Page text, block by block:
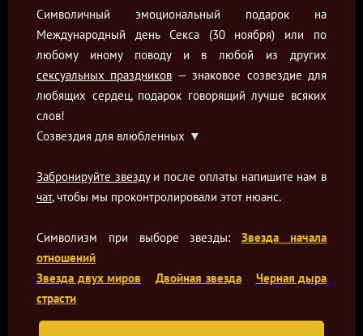
Символичный эмоциональный подарок на
Международный день Секса (30 ноября) или по
любому иному поводу и в любой из других
сексуальных праздников — знаковое созвездие для
любящих сердец, подарок говорящий лучше всяких
слов!
Созвездия для влюбленных ▼
Забронируйте звездуи после оплаты напишите нам в
чат, чтобы мы проконтролировали этот нюанс.
Символизм при выборе звезды:Звезда начала
отношений
Звезда двух миров
Двойная звезда
Черная дыра
страсти